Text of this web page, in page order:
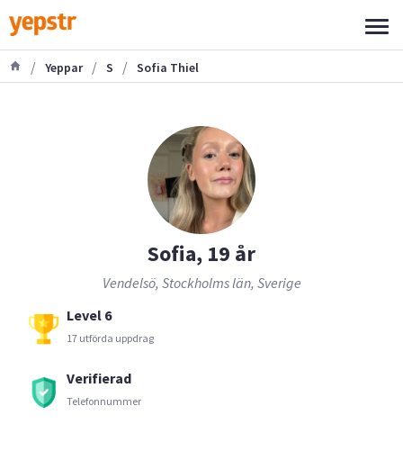
/ Yeppar / S / Sofia Thiel
Sofia, 19 år
Vendelsö, Stockholms län, Sverige
Level 6
17 utförda uppdrag
Verifierad
Telefonnummer